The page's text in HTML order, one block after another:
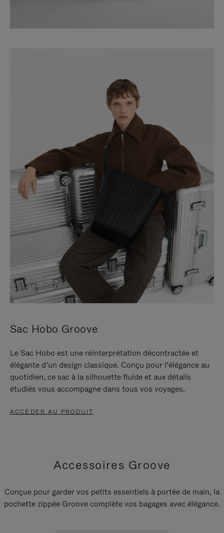
Sac Hobo Groove
Le Sac Hobo est une réinterprétation décontractée et
élégante d’un design classique. Conçu pour l’élégance au
quotidien, ce sac à la silhouette fluide et aux détails
étudiés vous accompagne dans tous vos voyages.
ACCÉDER AU PRODUIT
Accessoires Groove
Conçue pour garder vos petits essentiels à portée de main, la
pochette zippée Groove complète vos bagages avec élégance.